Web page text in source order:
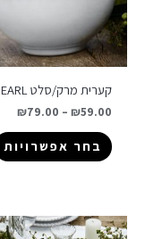
קערית מרק/סלט PEARL
₪59.00
–
₪79.00
בחר אפשרויות